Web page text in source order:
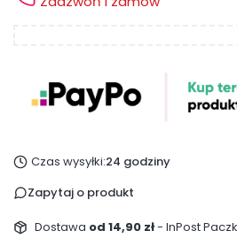
Czas wysyłki:24 godziny
Zapytaj o produkt
Dostawa od 14,90 zł- InPost